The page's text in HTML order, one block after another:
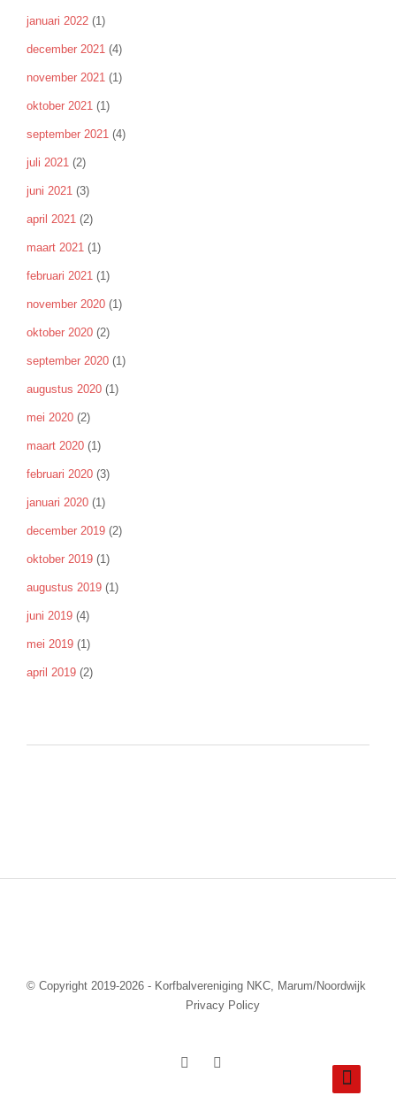
januari 2022 (1)
december 2021 (4)
november 2021 (1)
oktober 2021 (1)
september 2021 (4)
juli 2021 (2)
juni 2021 (3)
april 2021 (2)
maart 2021 (1)
februari 2021 (1)
november 2020 (1)
oktober 2020 (2)
september 2020 (1)
augustus 2020 (1)
mei 2020 (2)
maart 2020 (1)
februari 2020 (3)
januari 2020 (1)
december 2019 (2)
oktober 2019 (1)
augustus 2019 (1)
juni 2019 (4)
mei 2019 (1)
april 2019 (2)
© Copyright 2019-2026 - Korfbalvereniging NKC, Marum/Noordwijk
Privacy Policy